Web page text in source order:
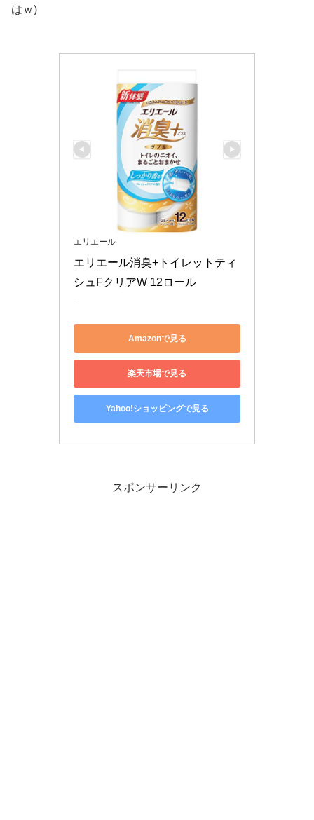
はｗ)
エリエール
エリエール消臭+トイレットティ
シュFクリアW 12ロール
-
Amazonで見る
楽天市場で見る
Yahoo!ショッピングで見る
スポンサーリンク